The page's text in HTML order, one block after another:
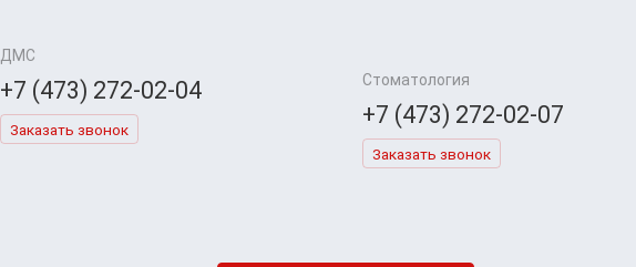
ДМС
+7 (473) 272-02-04
Заказать звонок
Стоматология
+7 (473) 272-02-07
Заказать звонок